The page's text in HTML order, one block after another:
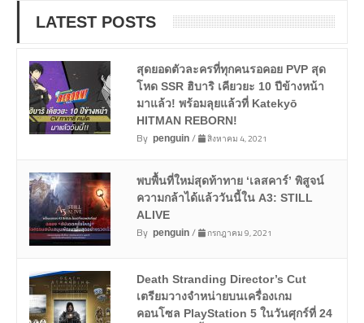
LATEST POSTS
สุดยอดตัวละครที่ทุกคนรอคอย PVP สุด
โหด SSR ฮิบาริ เคียวยะ 10 ปีข้างหน้า
มาแล้ว! พร้อมลุยแล้วที่ Katekyō
HITMAN REBORN!
By penguin/ สิงหาคม 4, 2021
พบพื้นที่ใหม่สุดท้าทาย ‘เลสคาร์’ พิสูจน์
ความกล้าได้แล้ววันนี้ใน A3: STILL
ALIVE
By penguin/ กรกฎาคม 9, 2021
Death Stranding Director’s Cut
เตรียมวางจำหน่ายบนเครื่องเกม
คอนโซล PlayStation 5 ในวันศุกร์ที่ 24